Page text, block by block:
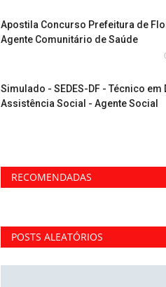
Apostila Concurso Prefeitura de
Agente Comunitário de Saúde
Simulado - SEDES-DF - Técnico
Assistência Social - Agente Social
RECOMENDADAS
POSTS ALEATÓRIOS